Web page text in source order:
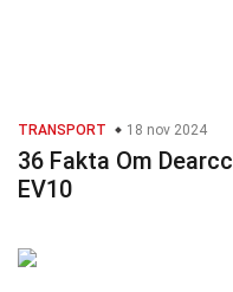
TRANSPORT 18 nov 2024
36 Fakta Om Dearcc
EV10